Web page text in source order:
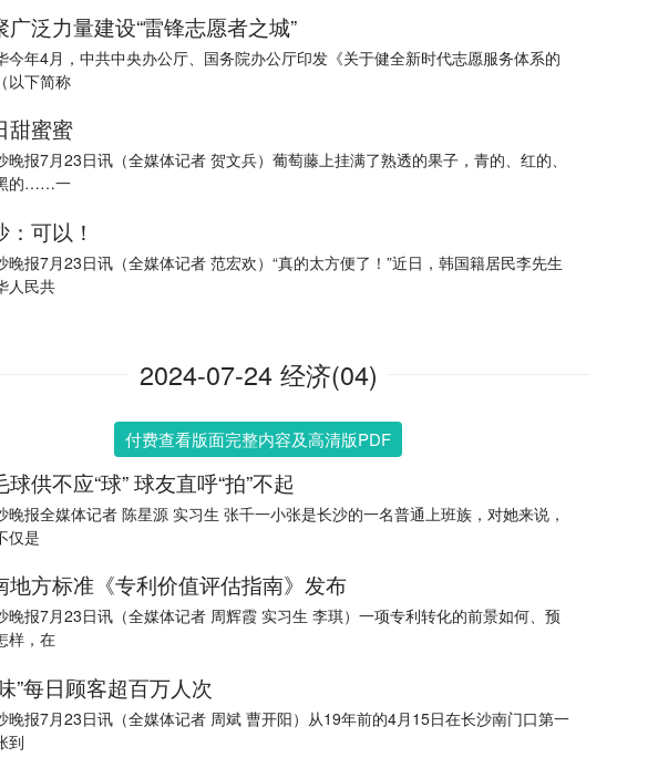
广泛力量建设“雷锋志愿者之城”
今年4月，中共中央办公厅、国务院办公厅印发《关于健全新时代志愿服务体系的
以下简称
甜蜜蜜
晚报7月23日讯（全媒体记者 贺文兵）葡萄藤上挂满了熟透的果子，青的、红的、
的……一
：可以！
晚报7月23日讯（全媒体记者 范宏欢）“真的太方便了！”近日，韩国籍居民李先生
人民共
2024-07-24 经济(04)
付费查看版面完整内容及高清版PDF
球供不应“球” 球友直呼“拍”不起
晚报全媒体记者 陈星源 实习生 张千一小张是长沙的一名普通上班族，对她来说，
仅是
地方标准《专利价值评估指南》发布
晚报7月23日讯（全媒体记者 周辉霞 实习生 李琪）一项专利转化的前景如何、预
样，在
”每日顾客超百万人次
晚报7月23日讯（全媒体记者 周斌 曹开阳）从19年前的4月15日在长沙南门口第一
到